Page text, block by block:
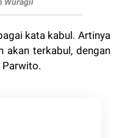
Wuragil
kata kabul. Artinya
akan terkabul, dengan
Parwito.